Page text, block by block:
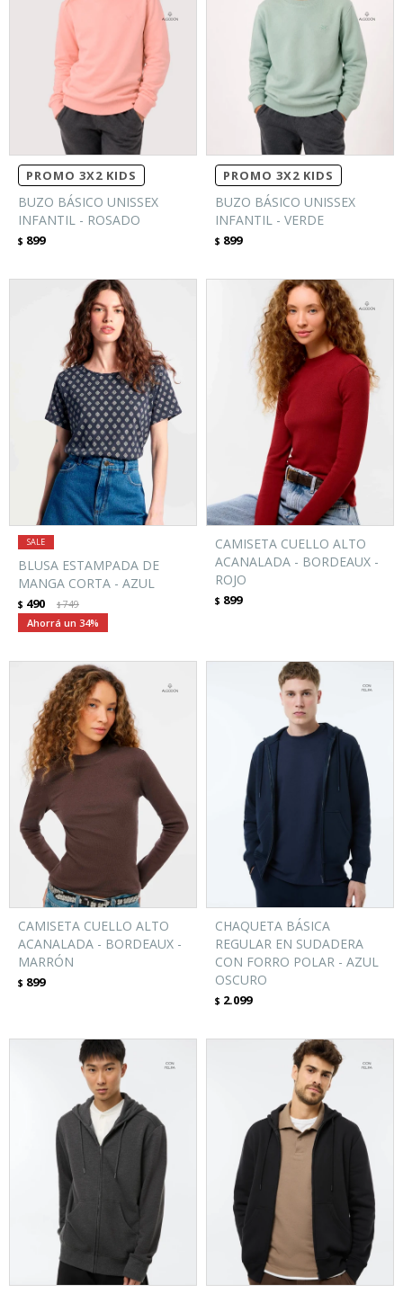
PROMO 3X2 KIDS
BUZO BÁSICO UNISSEX
INFANTIL - ROSADO
$ 899
PROMO 3X2 KIDS
BUZO BÁSICO UNISSEX
INFANTIL - VERDE
$ 899
BLUSA ESTAMPADA DE
MANGA CORTA - AZUL
$ 490 $749
34
CAMISETA CUELLO ALTO
ACANALADA - BORDEAUX -
ROJO
$ 899
CAMISETA CUELLO ALTO
ACANALADA - BORDEAUX -
MARRÓN
$ 899
CHAQUETA BÁSICA
REGULAR EN SUDADERA
CON FORRO POLAR - AZUL
OSCURO
$ 2.099